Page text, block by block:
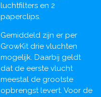
luchtfilters en 2
paperclips.
Gemiddeld zijn er per
GrowKit drie vluchten
mogelijk. Daarbij geldt
dat de eerste vlucht
meestal de grootste
opbrengst levert. Voor de